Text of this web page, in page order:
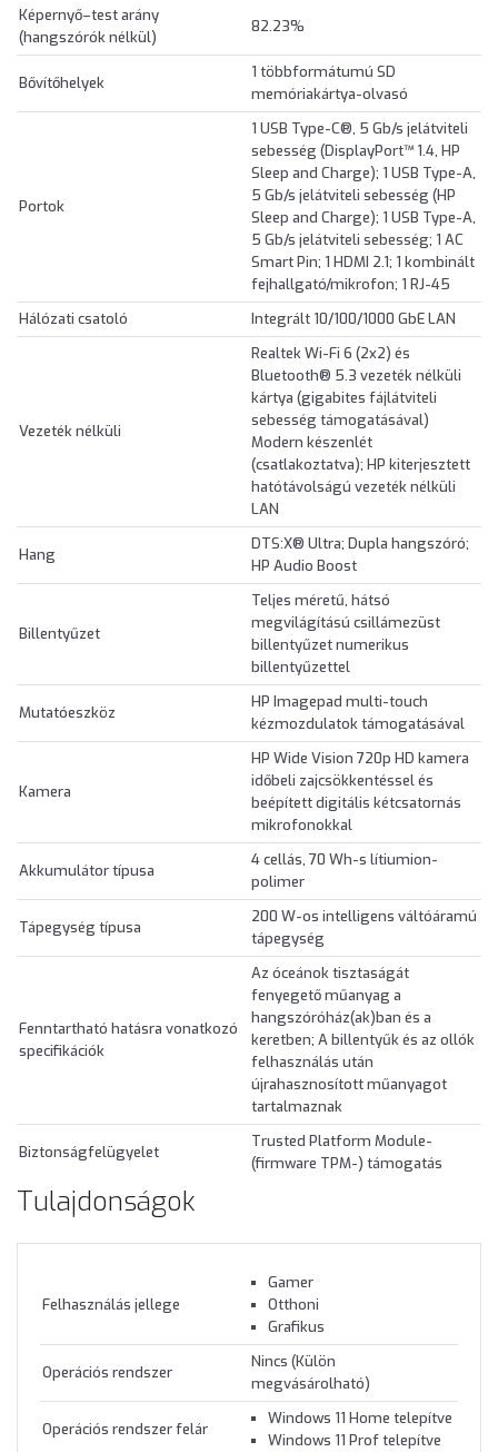
Képernyő–test arány
(hangszórók nélkül)
82.23%
Bővítőhelyek
1 többformátumú SD
memóriakártya-olvasó
Portok
1 USB Type-C®, 5 Gb/s jelátviteli
sebesség (DisplayPort™ 1.4, HP
Sleep and Charge); 1 USB Type-A,
5 Gb/s jelátviteli sebesség (HP
Sleep and Charge); 1 USB Type-A,
5 Gb/s jelátviteli sebesség; 1 AC
Smart Pin; 1 HDMI 2.1; 1 kombinált
fejhallgató/mikrofon; 1 RJ-45
Hálózati csatoló
Integrált 10/100/1000 GbE LAN
Vezeték nélküli
Realtek Wi-Fi 6 (2x2) és
Bluetooth® 5.3 vezeték nélküli
kártya (gigabites fájlátviteli
sebesség támogatásával)
Modern készenlét
(csatlakoztatva); HP kiterjesztett
hatótávolságú vezeték nélküli
LAN
Hang
DTS:X® Ultra; Dupla hangszóró;
HP Audio Boost
Billentyűzet
Teljes méretű, hátsó
megvilágítású csillámezüst
billentyűzet numerikus
billentyűzettel
Mutatóeszköz
HP Imagepad multi-touch
kézmozdulatok támogatásával
Kamera
HP Wide Vision 720p HD kamera
időbeli zajcsökkentéssel és
beépített digitális kétcsatornás
mikrofonokkal
Akkumulátor típusa
4 cellás, 70 Wh-s lítiumion-
polimer
Tápegység típusa
200 W-os intelligens váltóáramú
tápegység
Fenntartható hatásra vonatkozó
specifikációk
Az óceánok tisztaságát
fenyegető műanyag a
hangszóróház(ak)ban és a
keretben; A billentyűk és az ollók
felhasználás után
újrahasznosított műanyagot
tartalmaznak
Biztonságfelügyelet
Trusted Platform Module-
(firmware TPM-) támogatás
Tulajdonságok
Felhasználás jellege
Gamer
Otthoni
Grafikus
Operációs rendszer
Nincs (Külön
megvásárolható)
Operációs rendszer felár
Windows 11 Home telepítve
Windows 11 Prof telepítve